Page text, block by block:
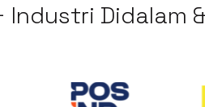
Didalam